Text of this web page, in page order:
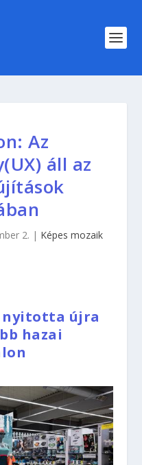
Az
áll az
2. | Képes mozaik
nyitotta újra
hazai